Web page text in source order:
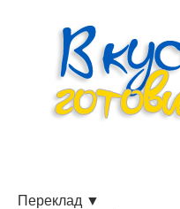
Переклад ▼